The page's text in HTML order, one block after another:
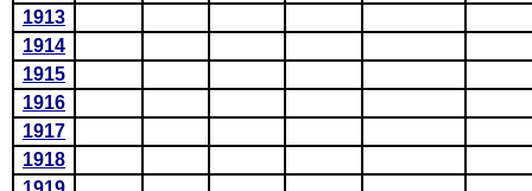
1913
1914
1915
1916
1917
1918